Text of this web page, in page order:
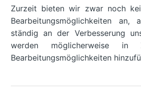
Zurzeit bieten wir zwar noch
Bearbeitungsmöglichkeiten an,
ständig an der Verbesserung
werden möglicherweise in
Bearbeitungsmöglichkeiten